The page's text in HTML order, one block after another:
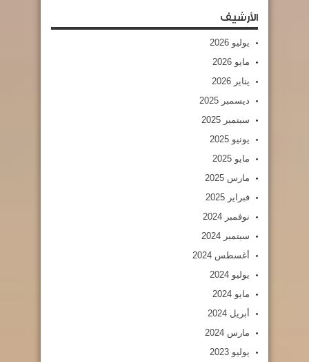
الأرشيف
يوليو 2026
مايو 2026
يناير 2026
ديسمبر 2025
سبتمبر 2025
يونيو 2025
مايو 2025
مارس 2025
فبراير 2025
نوفمبر 2024
سبتمبر 2024
أغسطس 2024
يوليو 2024
مايو 2024
أبريل 2024
مارس 2024
يوليو 2023